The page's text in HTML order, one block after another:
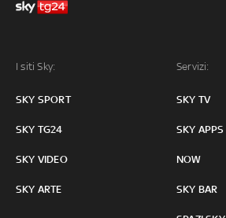
I siti Sky:
SKY SPORT
SKY TG24
SKY VIDEO
SKY ARTE
Servizi:
SKY TV
SKY APPS
NOW
SKY BAR